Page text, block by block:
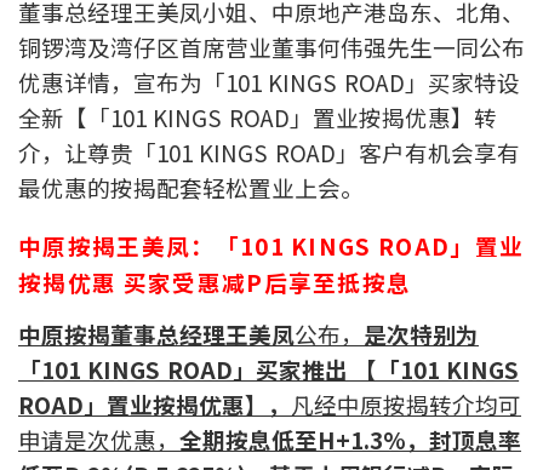
按揭全面睇
新闻/研究
公司动态
按市新闻
统计数据库
按揭快趣智识
按揭智库
楼按专栏
董事总经理王美凤小姐、中原地产港岛东、北角、
铜锣湾及湾仔区首席营业董事何伟强先生一同公布
优惠详情，宣布为「101 KINGS ROAD」买家特设
全新【「101 KINGS ROAD」置业按揭优惠】转
介，让尊贵「101 KINGS ROAD」客户有机会享有
最优惠的按揭配套轻松置业上会。
中原按揭王美凤：「101 KINGS ROAD」置业
按揭优惠 买家受惠减P后享至抵按息
中原按揭董事总经理王美凤公布， 是次特别为
「101 KINGS ROAD」买家推出 【「101 KINGS
ROAD」置业按揭优惠】， 凡经中原按揭转介均可
申请是次优惠， 全期按息低至H+1.3%，封顶息率